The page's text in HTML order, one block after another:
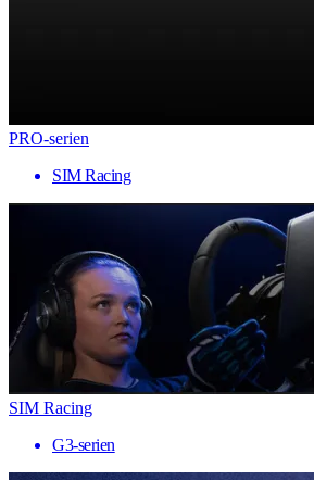
PRO-serien
SIM Racing
SIM Racing
G3-serien